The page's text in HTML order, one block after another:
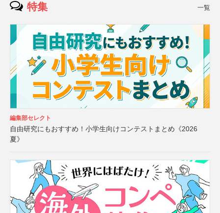
特集 一覧
編集部セレクト
自由研究にもおすすめ！小学生向けコンテストまとめ《2026
夏》